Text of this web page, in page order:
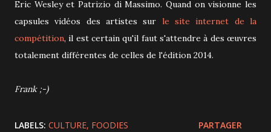
Eric Wesley et Patrizio di Massimo. Quand on visionne les
capsules vidéos des artistes sur le site internet de la
compétition, il est certain qu'il faut s'attendre à des œuvres
totalement différentes de celles de l'édition 2014.
Frank ;-)
LABELS: CULTURE FOODIES PARTAGER